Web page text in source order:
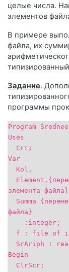
целые числа.
элементов
В примере
файла, их
Задание.
программы
Program
Uses
Crt;
Var
Kol,
элемента файла}
Summa
файла}
:integer;
f : file of
SrAriph :
Begin
ClrScr;